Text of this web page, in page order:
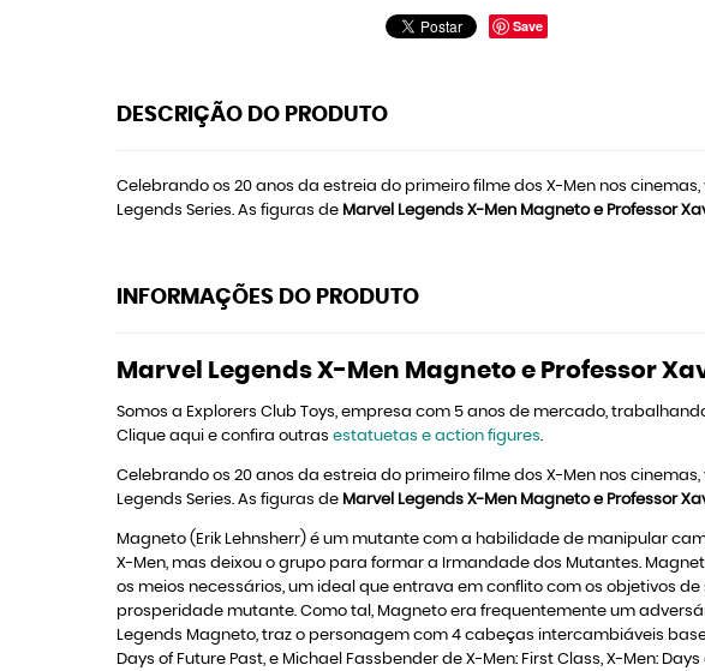
Save
DESCRIÇÃO DO PRODUTO
Celebrando os 20 anos da estreia do primeiro filme dos X-Men nos
Legends Series. As figuras de Marvel Legends X-Men Magneto e Professor
INFORMAÇÕES DO PRODUTO
Marvel Legends X-Men Magneto e Professor
Somos a Explorers Club Toys, empresa com 5 anos de mercado,
Clique aqui e confira outras estatuetas e action figures.
Celebrando os 20 anos da estreia do primeiro filme dos X-Men nos
Legends Series. As figuras de Marvel Legends X-Men Magneto e Professor
Magneto (Erik Lehnsherr) é um mutante com a habilidade de manipular
X-Men, mas deixou o grupo para formar a Irmandade dos Mutantes.
os meios necessários, um ideal que entrava em conflito com os objetivos
prosperidade mutante. Como tal, Magneto era frequentemente um
Legends Magneto, traz o personagem com 4 cabeças intercambiáveis
Days of Future Past, e Michael Fassbender de X-Men: First Class, X-Men: